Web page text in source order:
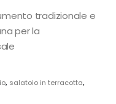
tradizionale e
per la
, salatoio in terracotta,